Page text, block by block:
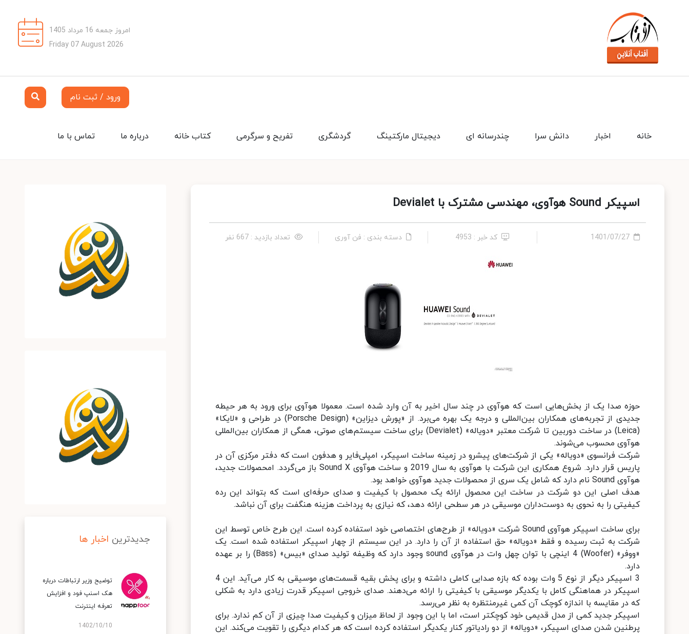
امروز جمعه 16 مرداد 1405
Friday 07 August 2026
ورود / ثبت نام
تماس با ما درباره ما کتاب خانه تفریح و سرگرمی گردشگری دیجیتال مارکتینگ چندرسانه ای دانش سرا اخبار خانه
اسپیکر Sound هوآوی، مهندسی مشترک با Devialet
1401/07/27 کد خبر : 4953 دسته بندی : فن آوری تعداد بازدید : 667 نفر
حوزه صدا یک از بخش‌هایی است که هوآوی در چند سال اخیر به آن وارد شده است. معمولا هوآوی برای ورود به هر حیطه
جدیدی از تجربه‌های همکاران بین‌المللی و درجه یک بهره می‌برد. از «پورش دیزاین» (Porsche Design) در طراحی و «لایکا»
(Leica) در ساخت دوربین تا شرکت معتبر «دویاله» (Devialet) برای ساخت سیستم‌های صوتی، همگی از همکاران بین‌المللی
هوآوی محسوب می‌شوند.
شرکت فرانسوی «دویاله» یکی از شرکت‌های پیشرو در زمینه ساخت اسپیکر، امپلی‌فایر و هدفون است که دفتر مرکزی آن در
پاریس قرار دارد. شروع همکاری این شرکت با هوآوی به سال 2019 و ساخت هوآوی Sound X باز می‌گردد. امحصولات جدید،
هوآوی Sound نام دارد که شامل یک سری از محصولات جدید هوآوی خواهد بود.
هدف اصلی این دو شرکت در ساخت این محصول ارائه یک محصول با کیفیت و صدای حرفه‌ای است که بتواند این رده
کیفیتی را به نحوی به دوست‌داران موسیقی در هر سطحی ارائه دهد، ‌که نیازی به پرداخت هزینه هنگفت برای آن نباشد.
برای ساخت اسپیکر هوآوی Sound شرکت «دویاله» از طرح‌های اختصاصی خود استفاده کرده است. این طرح خاص توسط این
شرکت به ثبت رسیده و فقط «دویاله» حق استفاده از آن را دارد. در این سیستم از چهار اسپیکر استفاده شده است. یک
«ووفر» (Woofer) 4 اینچی با توان چهل وات در هوآوی sound وجود دارد که وظیفه تولید صدای «بیس» (Bass) را بر عهده
دارد.
3 اسپیکر دیگر از نوع 5 وات بوده که بازه صدایی کاملی داشته و برای پخش بقیه قسمت‌های موسیقی به کار می‌آید. این 4
اسپیکر در هماهنگی کامل با یکدیگر موسیقی با کیفیتی را ارائه می‌دهند. صدای خروجی اسپیکر قدرت زیادی دارد به شکلی
که در مقایسه با اندازه کوچک آن کمی غیرمنتظره به نظر می‌رسد.
اسپیکر جدید کمی از مدل قدیمی خود کوچکتر است، اما با این وجود از لحاظ میزان و کیفیت صدا چیزی از آن کم ندارد. برای
پرطنین شدن صدای اسپیکر، «دویاله» از دو رادیاتور کنار یکدیگر استفاده کرده است که هر کدام دیگری را تقویت می‌کند. این
جدیدترین اخبار ها
توضیح وزیر ارتباطات درباره
هک اسنپ‌ فود و افزایش
تعرفه اینترنت
1402/10/10